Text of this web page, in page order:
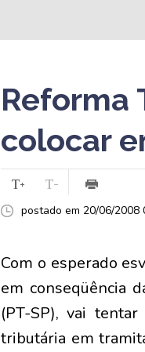
Reforma
colocar
postado em 20/06/2008
Com o esperado
em conseqüência
(PT-SP), vai
tributária em